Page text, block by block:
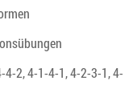
2, 4-1-4-1, 4-2-3-1, 4-